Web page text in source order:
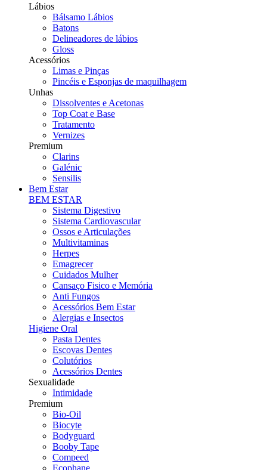
Lábios
Bálsamo Lábios
Batons
Delineadores de lábios
Gloss
Acessórios
Limas e Pinças
Pincéis e Esponjas de maquilhagem
Unhas
Dissolventes e Acetonas
Top Coat e Base
Tratamento
Vernizes
Premium
Clarins
Galénic
Sensilis
Bem Estar
BEM ESTAR
Sistema Digestivo
Sistema Cardiovascular
Ossos e Articulações
Multivitaminas
Herpes
Emagrecer
Cuidados Mulher
Cansaço Fisico e Memória
Anti Fungos
Acessórios Bem Estar
Alergias e Insectos
Higiene Oral
Pasta Dentes
Escovas Dentes
Colutórios
Acessórios Dentes
Sexualidade
Intimidade
Premium
Bio-Oil
Biocyte
Bodyguard
Booby Tape
Compeed
Ecophane